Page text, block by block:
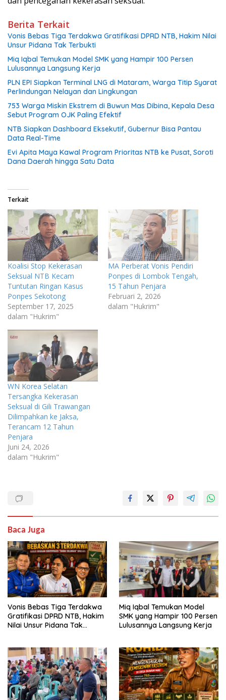
Berita Terkait
Vonis Bebas Tiga Terdakwa Gratifikasi DPRD NTB, Hakim Nilai
Unsur Pidana Tak Terbukti
Miq Iqbal Temukan Model SMK yang Hampir 100 Persen
Lulusannya Langsung Kerja
PLN EPI Siapkan Terminal LNG di Mataram, Warga Titip Syarat
Perlindungan Nelayan dan Lingkungan
753 Warga Miskin Ekstrem di Buwun Mas Dibina, Kepala Desa
Sebut Program OJK Paling Efektif
NTB Siapkan Dashboard Eksekutif, Gubernur Bisa Pantau
Data Real-Time
Evi Apita Maya Kawal Program Prioritas NTB ke Pusat, Soroti
Dana Daerah hingga Satu Data
Terkait
Koalisi Stop Kekerasan
Seksual NTB Kecam
Tuntutan Ringan Kasus
Ponpes Sekotong
September 17, 2025
dalam "Hukrim"
MA Perberat Vonis Pendiri
Ponpes di Lombok Tengah,
15 Tahun Penjara
Februari 2, 2026
dalam "Hukrim"
WN Korea Selatan
Tersangka Kekerasan
Seksual di Gili Trawangan
Dilimpahkan ke Jaksa,
Terancam 12 Tahun
Penjara
Juni 24, 2026
dalam "Hukrim"
Baca Juga
Vonis Bebas Tiga Terdakwa
Gratifikasi DPRD NTB, Hakim
Nilai Unsur Pidana Tak
Miq Iqbal Temukan Model
SMK yang Hampir 100 Persen
Lulusannya Langsung Kerja